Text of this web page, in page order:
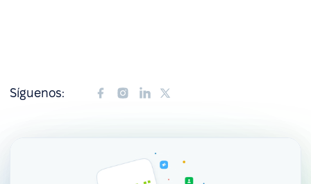
Síguenos: